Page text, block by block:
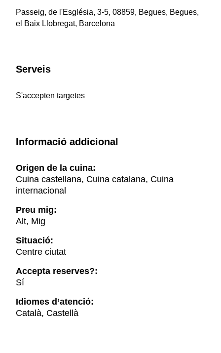
Passeig, de l'Església, 3-5, 08859, Begues, Begues,
el Baix Llobregat, Barcelona
Serveis
S'accepten targetes
Informació addicional
Origen de la cuina:
Cuina castellana, Cuina catalana, Cuina
internacional
Preu mig:
Alt, Mig
Situació:
Centre ciutat
Accepta reserves?:
Sí
Idiomes d’atenció:
Català, Castellà